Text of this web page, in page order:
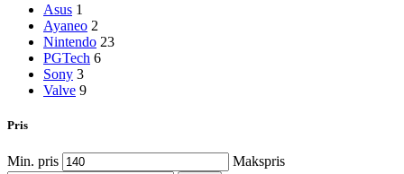
Asus 1
Ayaneo 2
Nintendo 23
PGTech 6
Sony 3
Valve 9
Pris
Min. pris Makspris